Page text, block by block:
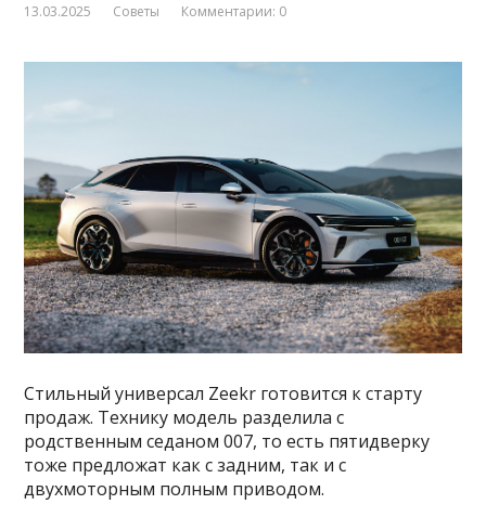
13.03.2025 Советы Комментарии: 0
Стильный универсал Zeekr готовится к старту
продаж. Технику модель разделила с
родственным седаном 007, то есть пятидверку
тоже предложат как с задним, так и с
двухмоторным полным приводом.